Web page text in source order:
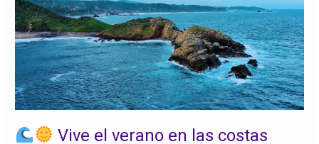
Vive el verano en las costas
verano
en
las
costas
alternativas
de
México.